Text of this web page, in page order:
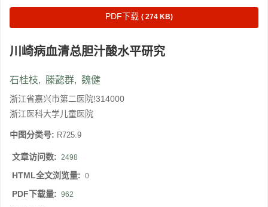
PDF下载 ( 274 KB)
川崎病血清总胆汁酸水平研究
石桂枝, 滕懿群, 魏健
浙江省嘉兴市第二医院!314000
浙江医科大学儿童医院
中图分类号: R725.9
文章访问数: 2498
HTML全文浏览量: 0
PDF下载量: 962